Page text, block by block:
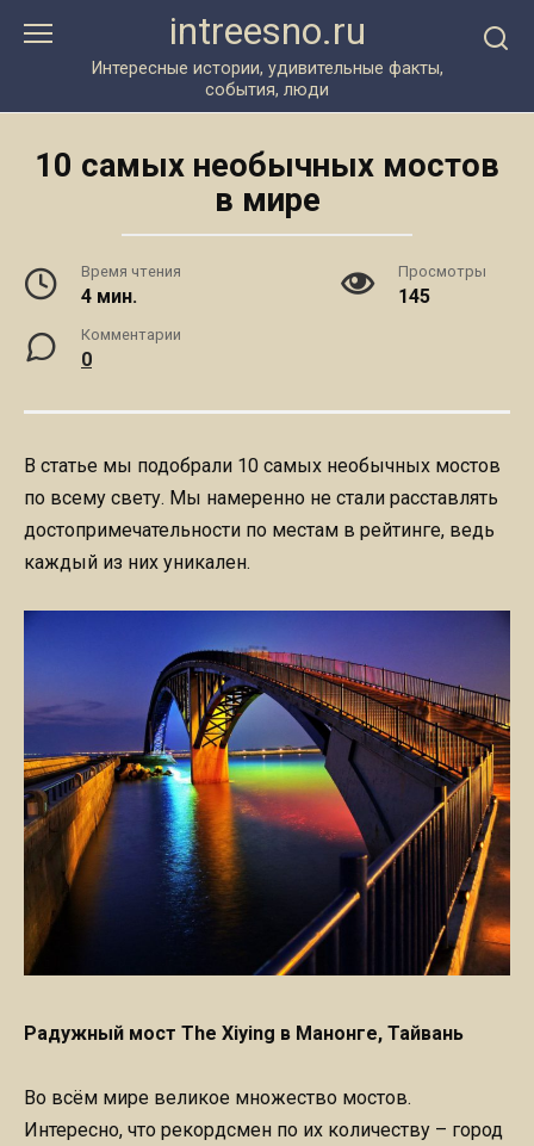
intreesno.ru
Интересные истории, удивительные факты,
события, люди
10 самых необычных мостов
в мире
Время чтения
4 мин.
Просмотры
145
Комментарии
0
В статье мы подобрали 10 самых необычных мостов
по всему свету. Мы намеренно не стали расставлять
достопримечательности по местам в рейтинге, ведь
каждый из них уникален.
Радужный мост The Xiying в Манонге, Тайвань
Во всём мире великое множество мостов.
Интересно, что рекордсмен по их количеству – город